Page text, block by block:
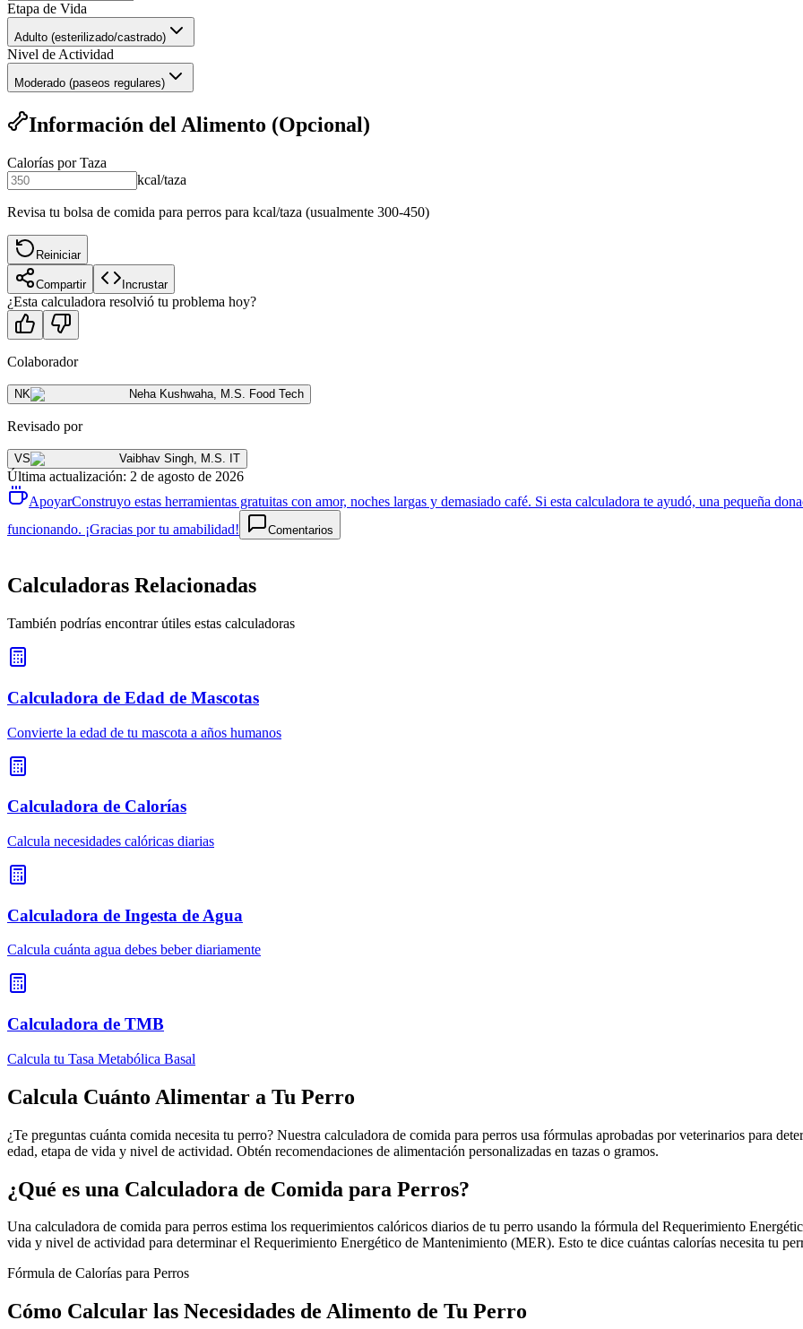
Etapa de Vida
Adulto (esterilizado/castrado)
Nivel de Actividad
Moderado (paseos regulares)
Información del Alimento (Opcional)
Calorías por Taza
kcal/taza
Revisa tu bolsa de comida para perros para kcal/taza (usualmente 300-450)
Reiniciar
Compartir Incrustar
¿Esta calculadora resolvió tu problema hoy?
Colaborador
NK Neha Kushwaha, M.S. Food Tech
Revisado por
VS Vaibhav Singh, M.S. IT
Última actualización: 2 de agosto de 2026
ApoyarConstruyo estas herramientas gratuitas con amor, noches largas y demasiado café. Si esta calculadora te ayudó, una pequeña
funcionando. ¡Gracias por tu amabilidad!
Comentarios
Calculadoras Relacionadas
También podrías encontrar útiles estas calculadoras
Calculadora de Edad de Mascotas
Convierte la edad de tu mascota a años humanos
Calculadora de Calorías
Calcula necesidades calóricas diarias
Calculadora de Ingesta de Agua
Calcula cuánta agua debes beber diariamente
Calculadora de TMB
Calcula tu Tasa Metabólica Basal
Calcula Cuánto Alimentar a Tu Perro
¿Te preguntas cuánta comida necesita tu perro? Nuestra calculadora de comida para perros usa fórmulas aprobadas por veterinarios para
edad, etapa de vida y nivel de actividad. Obtén recomendaciones de alimentación personalizadas en tazas o gramos.
¿Qué es una Calculadora de Comida para Perros?
Una calculadora de comida para perros estima los requerimientos calóricos diarios de tu perro usando la fórmula del Requerimiento
vida y nivel de actividad para determinar el Requerimiento Energético de Mantenimiento (MER). Esto te dice cuántas calorías necesita tu
Fórmula de Calorías para Perros
Cómo Calcular las Necesidades de Alimento de Tu Perro